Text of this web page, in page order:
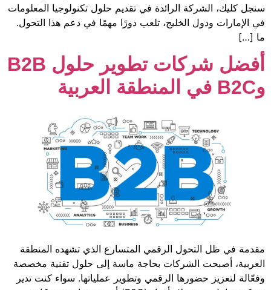
في تقديم حلول تكنولوجيا المعلومات
تلعب دورًا مهمًا في دعم هذا التحول.
أفضل شركات تطوير حلول B2B
الرقمي المتسارع الذي تشهده المنطقة
بحاجة ماسة إلى حلول تقنية مخصصة
الرقمي وتطوير عملياتها. سواء كنت تدير